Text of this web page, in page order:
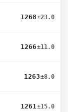
1268±23.0
1266±11.0
1263±8.0
1261±15.0